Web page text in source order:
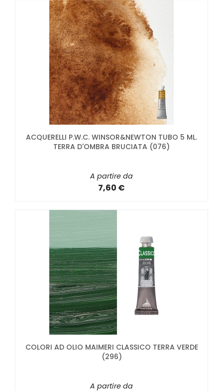
ACQUERELLI P.W.C. WINSOR&NEWTON TUBO 5 ML.
TERRA D'OMBRA BRUCIATA (076)
A partire da
7,60 €
COLORI AD OLIO MAIMERI CLASSICO TERRA VERDE
(296)
A partire da